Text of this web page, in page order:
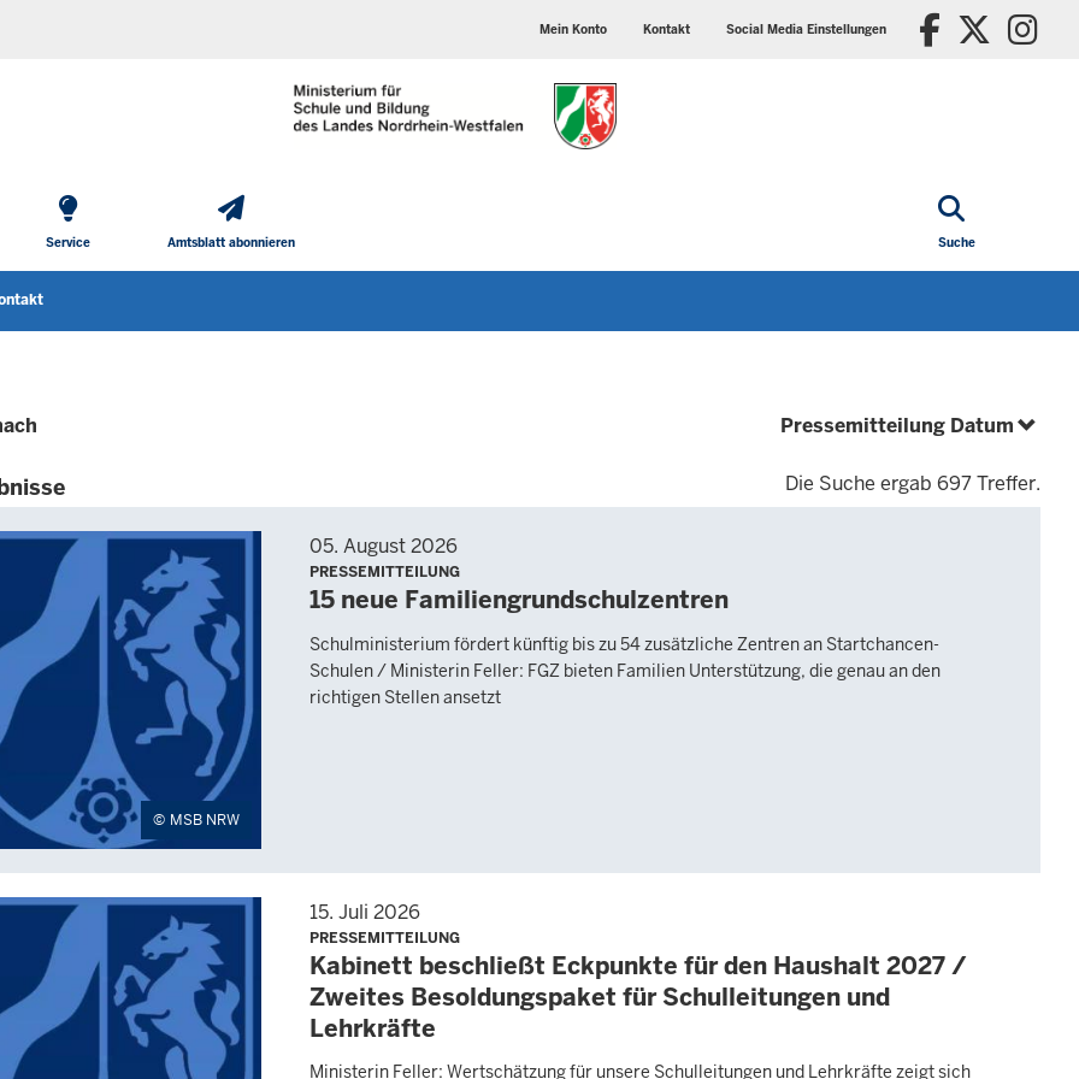
TopMein Konto Kontakt
media
Social Media Einstellungen X/
Service Amtsblatt abonnieren Suche
Pressemitteilung Datum
Die Suche ergab 697 Treffer.
MSB NRW
05. August 2026
PRESSEMITTEILUNG
15 neue Familiengrundschulzentren
Schulministerium fördert künftig bis zu 54 zusätzliche Zentren an Startchancen-
Schulen / Ministerin Feller: FGZ bieten Familien Unterstützung, die genau an den
richtigen Stellen ansetzt
15. Juli 2026
PRESSEMITTEILUNG
Kabinett beschließt Eckpunkte für den Haushalt 2027 /
Zweites Besoldungspaket für Schulleitungen und
Lehrkräfte
Ministerin Feller: Wertschätzung für unsere Schulleitungen und Lehrkräfte zeigt sich